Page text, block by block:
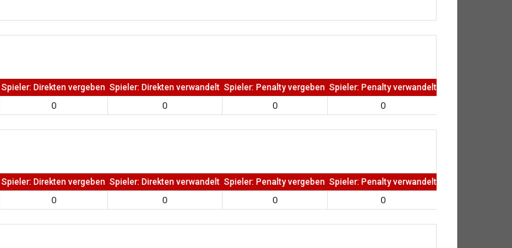
Spieler: Direkten vergeben Spieler: Direkten verwandelt Spieler: Penalty vergeben Spieler: Penalty verwandelt
0 0 0 0
Spieler: Direkten vergeben Spieler: Direkten verwandelt Spieler: Penalty vergeben Spieler: Penalty verwandelt
0 0 0 0